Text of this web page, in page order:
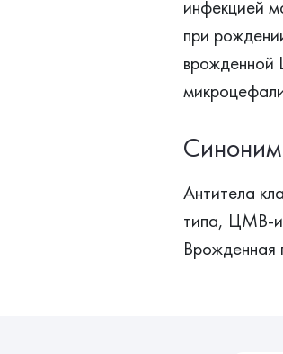
инфекцией
при
врожденной
Антитела
типа, ЦМВ-
Врожденная